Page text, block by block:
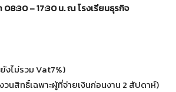
08:30 – 17:30 น. ณ โรงเรียนธุรกิจ
งไม่รวม Vat7%)
วนสิทธิ์เฉพาะผู้ที่จ่ายเงินก่อนงาน 2 สัปดาห์)